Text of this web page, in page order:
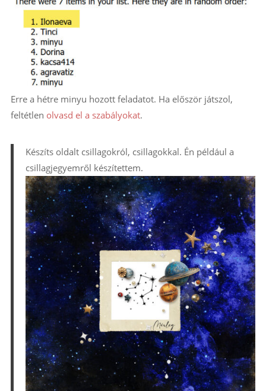
Erre a hétre minyu hozott feladatot. Ha először játszol,
feltétlen olvasd el a szabályokat.
Készíts oldalt csillagokról, csillagokkal. Én például a
csillagjegyemről készítettem.